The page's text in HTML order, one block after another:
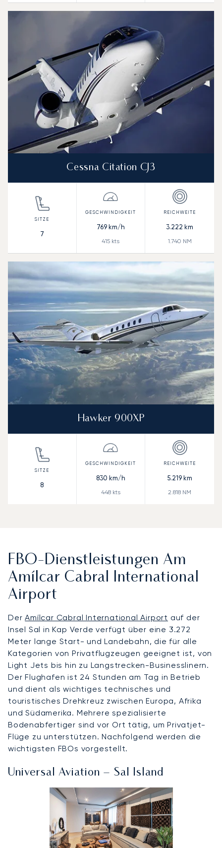
Cessna Citation CJ3
7
769km/h
415 kts
3.222 km
1.740 NM
Hawker 900XP
8
830 km/h
448kts
5.219km
2.818 NM
FBO-Dienstleistungen Am
Amílcar Cabral International
Airport
DerAmílcar Cabral International Airport auf der
Insel Sal in Kap Verde verfügt über eine 3.272
Meter lange Start- und Landebahn, die für alle
Kategorien von Privatflugzeugen geeignet ist, von
Light Jets bis hin zu Langstrecken-Businesslinern.
Der Flughafen ist 24 Stunden am Tag in Betrieb
und dient als wichtiges technisches und
touristisches Drehkreuz zwischen Europa, Afrika
und Südamerika. Mehrere spezialisierte
Bodenabfertiger sind vor Ort tätig, um Privatjet-
Flüge zu unterstützen. Nachfolgend werden die
wichtigsten FBOs vorgestellt.
Universal Aviation – Sal Island